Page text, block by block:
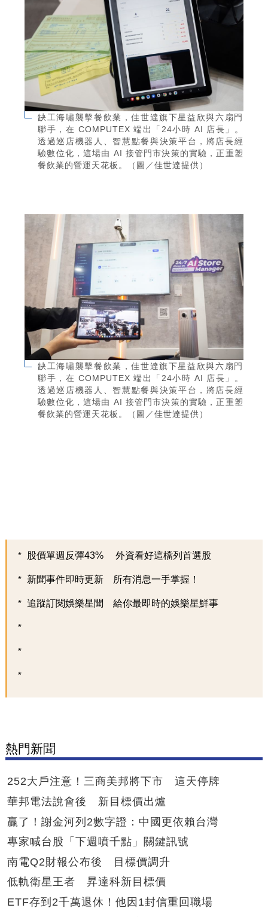
缺工海嘯襲擊餐飲業，佳世達旗下星益欣與六扇門
聯手，在 COMPUTEX 端出「24小時 AI 店長」。
透過巡店機器人、智慧點餐與決策平台，將店長經
驗數位化，這場由 AI 接管門市決策的實驗，正重塑
餐飲業的營運天花板。（圖／佳世達提供）
缺工海嘯襲擊餐飲業，佳世達旗下星益欣與六扇門
聯手，在 COMPUTEX 端出「24小時 AI 店長」。
透過巡店機器人、智慧點餐與決策平台，將店長經
驗數位化，這場由 AI 接管門市決策的實驗，正重塑
餐飲業的營運天花板。（圖／佳世達提供）
股價單週反彈43% 外資看好這檔列首選股
新聞事件即時更新 所有消息一手掌握！
追蹤訂閱娛樂星聞 給你最即時的娛樂星鮮事
熱門新聞
252大戶注意！三商美邦將下市 這天停牌
華邦電法說會後 新目標價出爐
贏了！謝金河列2數字證：中國更依賴台灣
專家喊台股「下週噴千點」關鍵訊號
南電Q2財報公布後 目標價調升
低軌衛星王者 昇達科新目標價
ETF存到2千萬退休！他因1封信重回職場